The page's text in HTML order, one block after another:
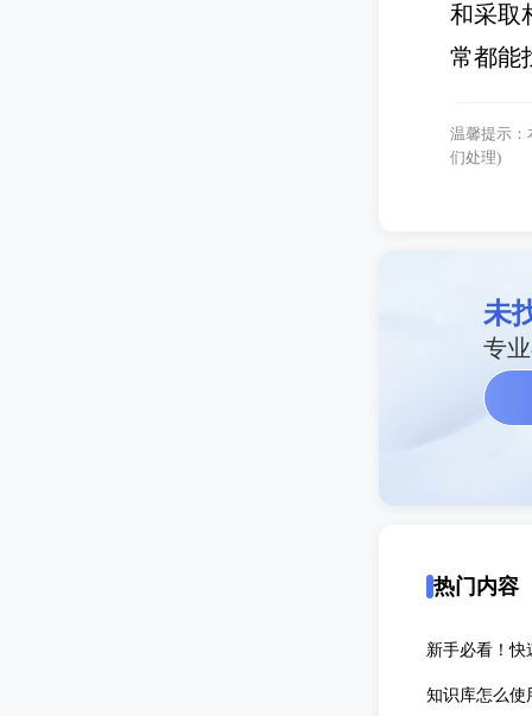
和采取
常都能
温馨提示：
们处理)
未
专
热门内容
新手必看！快
知识库怎么使